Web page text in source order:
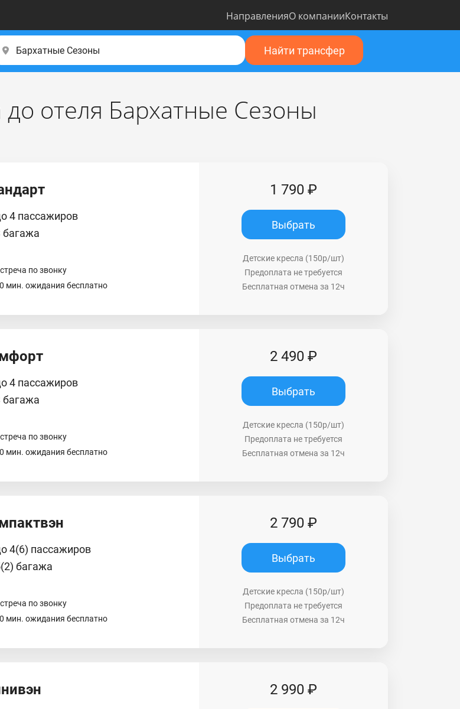
НаправленияО компанииКонтакты
Найти трансфер
отеля Бархатные Сезоны
4 пассажиров
багажа
по звонку
мин. ожидания бесплатно
1 790 ₽
Выбрать
Детские кресла (150р/шт)
Предоплата не требуется
Бесплатная отмена за 12ч
4 пассажиров
багажа
по звонку
мин. ожидания бесплатно
2 490 ₽
Выбрать
Детские кресла (150р/шт)
Предоплата не требуется
Бесплатная отмена за 12ч
4(6) пассажиров
багажа
по звонку
мин. ожидания бесплатно
2 790 ₽
Выбрать
Детские кресла (150р/шт)
Предоплата не требуется
Бесплатная отмена за 12ч
2 990 ₽